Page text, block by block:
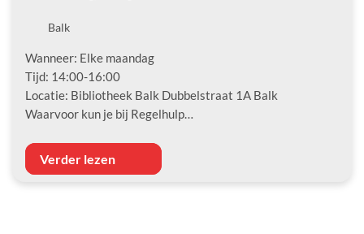
LocatieBalk
Wanneer: Elke maandag
Tijd: 14:00-16:00
Locatie: Bibliotheek Balk Dubbelstraat 1A Balk
Waarvoor kun je bij Regelhulp…
Verder lezen